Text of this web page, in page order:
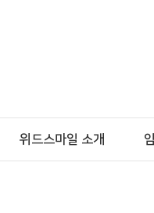
위드스마일 소개